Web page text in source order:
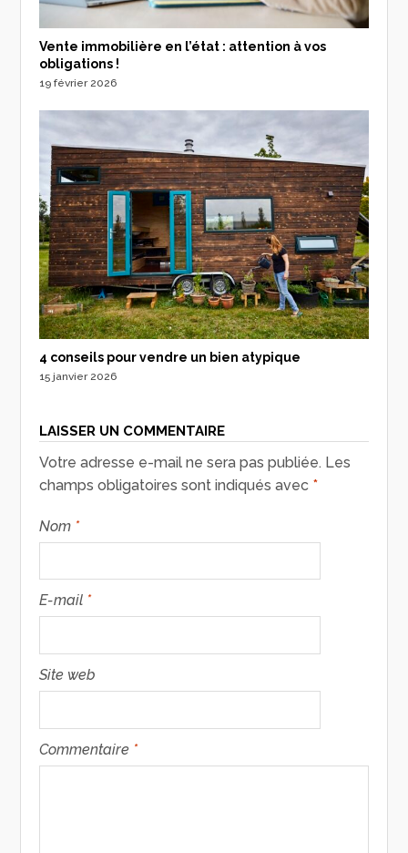
Vente immobilière en l’état : attention à vos
obligations !
19 février 2026
4 conseils pour vendre un bien atypique
15 janvier 2026
LAISSER UN COMMENTAIRE
Votre adresse e-mail ne sera pas publiée. Les
champs obligatoires sont indiqués avec *
Nom *
E-mail *
Site web
Commentaire *